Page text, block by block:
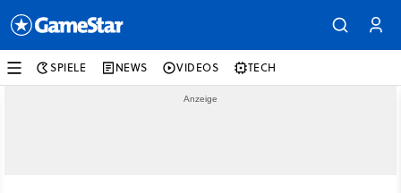
SPIELE NEWS VIDEOS TECH